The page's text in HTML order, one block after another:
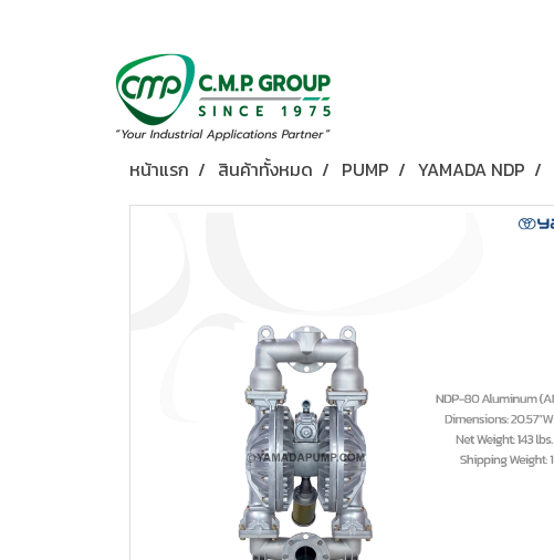
หน้าแรก สินค้าทั้งหมด PUMP YAMADA NDP